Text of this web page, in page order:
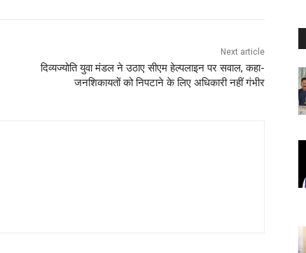
Next article
दिव्यज्योति युवा मंडल ने उठाए सीएम हेल्पलाइन पर सवाल, कहा-
जनशिकायतों को निपटाने के लिए अधिकारी नहीं गंभीर